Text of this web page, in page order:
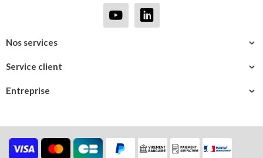
Entreprise
Service client
Nos services